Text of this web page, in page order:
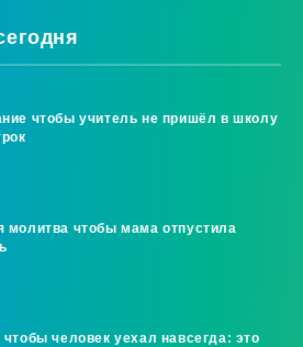
чтобы учитель не пришёл в школу
молитва чтобы мама отпустила
чтобы человек уехал навсегда: это